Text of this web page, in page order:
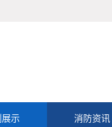
展示 消防资讯